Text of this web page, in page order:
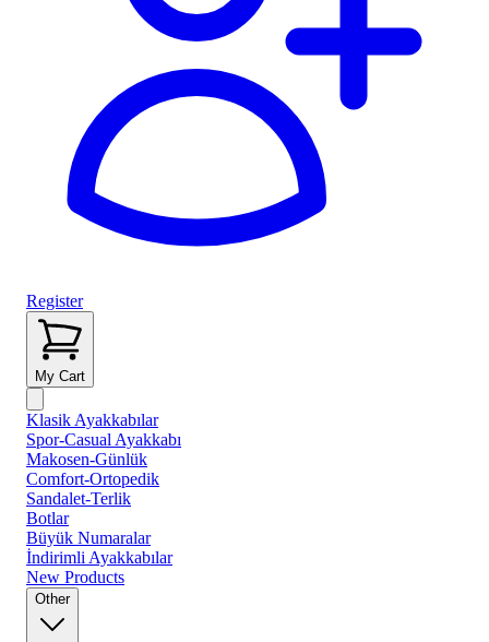
Register
My Cart
Klasik Ayakkabılar
Spor-Casual Ayakkabı
Makosen-Günlük
Comfort-Ortopedik
Sandalet-Terlik
Botlar
Büyük Numaralar
İndirimli Ayakkabılar
New Products
Other